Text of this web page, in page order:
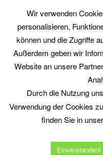
springen
www.philosophy-at-work.eu
HauptmenüHome Neuerscheinungen
Datenschutzerklärung
Wir verwenden
personalisieren,
können und die Zugriffe
Außerdem geben wir
Website an unsere
Durch die Nutzung
Verwendung der Cookies
finden Sie in
Einverstanden!